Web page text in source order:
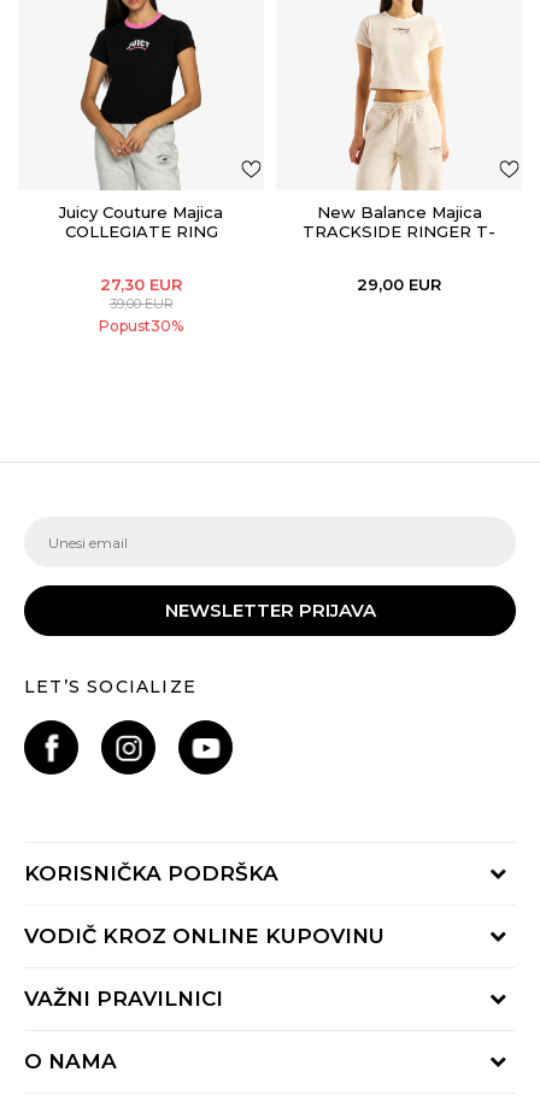
Juicy Couture Majica
COLLEGIATE RING
27,30 EUR
39,00EUR
Popust30%
New Balance Majica
TRACKSIDE RINGER T-
29,00 EUR
NEWSLETTER PRIJAVA
LET’S SOCIALIZE
KORISNIČKA PODRŠKA
Provjeri status porudžbine
Radno vrijeme 9-16h
VODIČ KROZ ONLINE KUPOVINU
Načini isporuke
Reklamacije
VAŽNI PRAVILNICI
O NAMA